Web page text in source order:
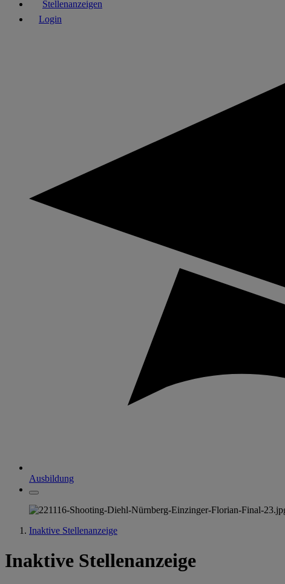
Stellenanzeigen
Login
Ausbildung
Inaktive Stellenanzeige
Inaktive Stellenanzeige